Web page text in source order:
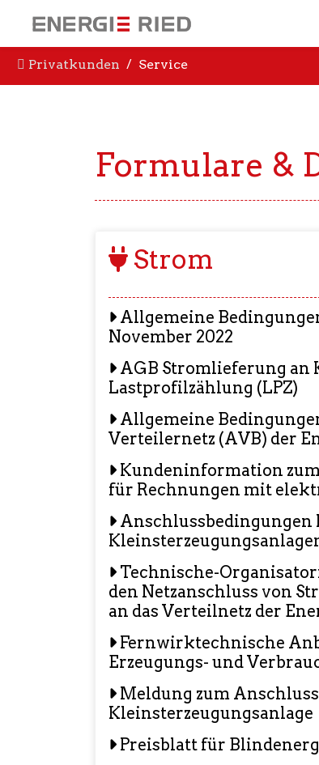
Privatkunden Service
Formulare &
Strom
Allgemeine
November 2022
AGB Stromlieferung an
Lastprofilzählung (LPZ)
Allgemeine
Verteilernetz (AVB) der
Kundeninformation
für Rechnungen mit
Anschlussbedingungen
Technische-
den Netzanschluss von
an das Verteilnetz der
Fernwirktechnische
Erzeugungs- und
Meldung zum
Kleinsterzeugungsanlage
Preisblatt für